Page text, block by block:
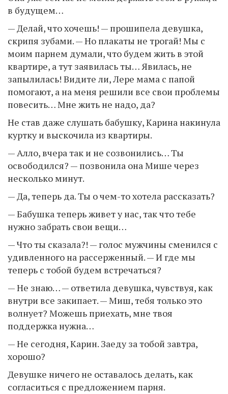
в будущем…
— Делай, что хочешь! — прошипела девушка,
скрипя зубами. — Но плакаты не трогай! Мы с
моим парнем думали, что будем жить в этой
квартире, а тут заявилась ты… Явилась, не
запылилась! Видите ли, Лере мама с папой
помогают, а на меня решили все свои проблемы
повесить… Мне жить не надо, да?
Не став даже слушать бабушку, Карина накинула
куртку и выскочила из квартиры.
— Алло, вчера так и не созвонились… Ты
освободился? — позвонила она Мише через
несколько минут.
— Да, теперь да. Ты о чем-то хотела рассказать?
— Бабушка теперь живет у нас, так что тебе
нужно забрать свои вещи…
— Что ты сказала?! — голос мужчины сменился с
удивленного на рассерженный. — И где мы
теперь с тобой будем встречаться?
— Не знаю… — ответила девушка, чувствуя, как
внутри все закипает. — Миш, тебя только это
волнует? Можешь приехать, мне твоя
поддержка нужна…
— Не сегодня, Карин. Заеду за тобой завтра,
хорошо?
Девушке ничего не оставалось делать, как
согласиться с предложением парня.